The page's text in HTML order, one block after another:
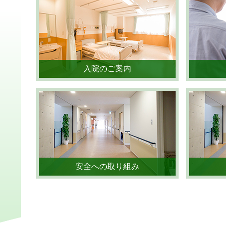
入院のご案内
安全への取り組み